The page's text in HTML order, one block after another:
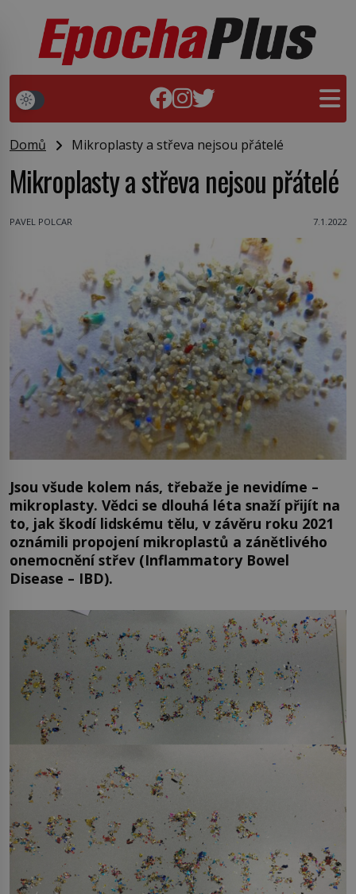
Domů Mikroplasty a střeva nejsou přátelé
Mikroplasty a střeva nejsou přátelé
PAVEL POLCAR 7.1.2022
Jsou všude kolem nás, třebaže je nevidíme –
mikroplasty. Vědci se dlouhá léta snaží přijít na
to, jak škodí lidskému tělu, v závěru roku 2021
oznámili propojení mikroplastů a zánětlivého
onemocnění střev (Inflammatory Bowel
Disease – IBD).